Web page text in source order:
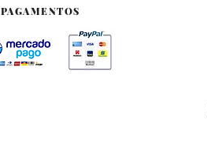
PAGAMENTOS